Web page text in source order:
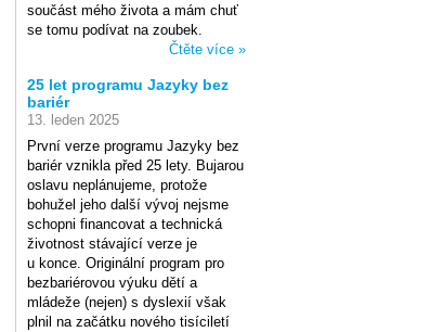
součást mého života a mám chuť
se tomu podívat na zoubek.
Čtěte více »
25 let programu Jazyky bez
bariér
13. leden 2025
První verze programu Jazyky bez
bariér vznikla před 25 lety. Bujarou
oslavu neplánujeme, protože
bohužel jeho další vývoj nejsme
schopni financovat a technická
životnost stávající verze je
u konce. Originální program pro
bezbariérovou výuku dětí a
mládeže (nejen) s dyslexií však
plnil na začátku nového tisíciletí